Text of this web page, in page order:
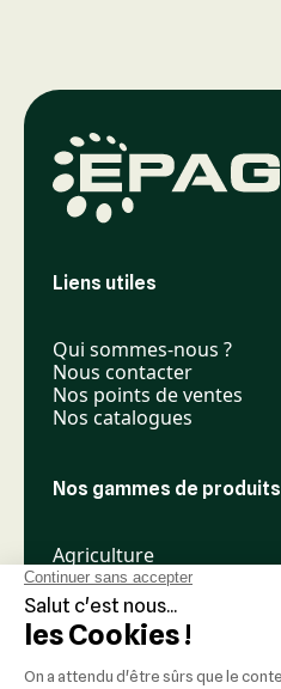
Liens utiles
Qui sommes-nous ?
Nous contacter
Nos points de ventes
Nos catalogues
Nos gammes de produits
Agriculture
Élevage
Espaces verts
Nos réseaux